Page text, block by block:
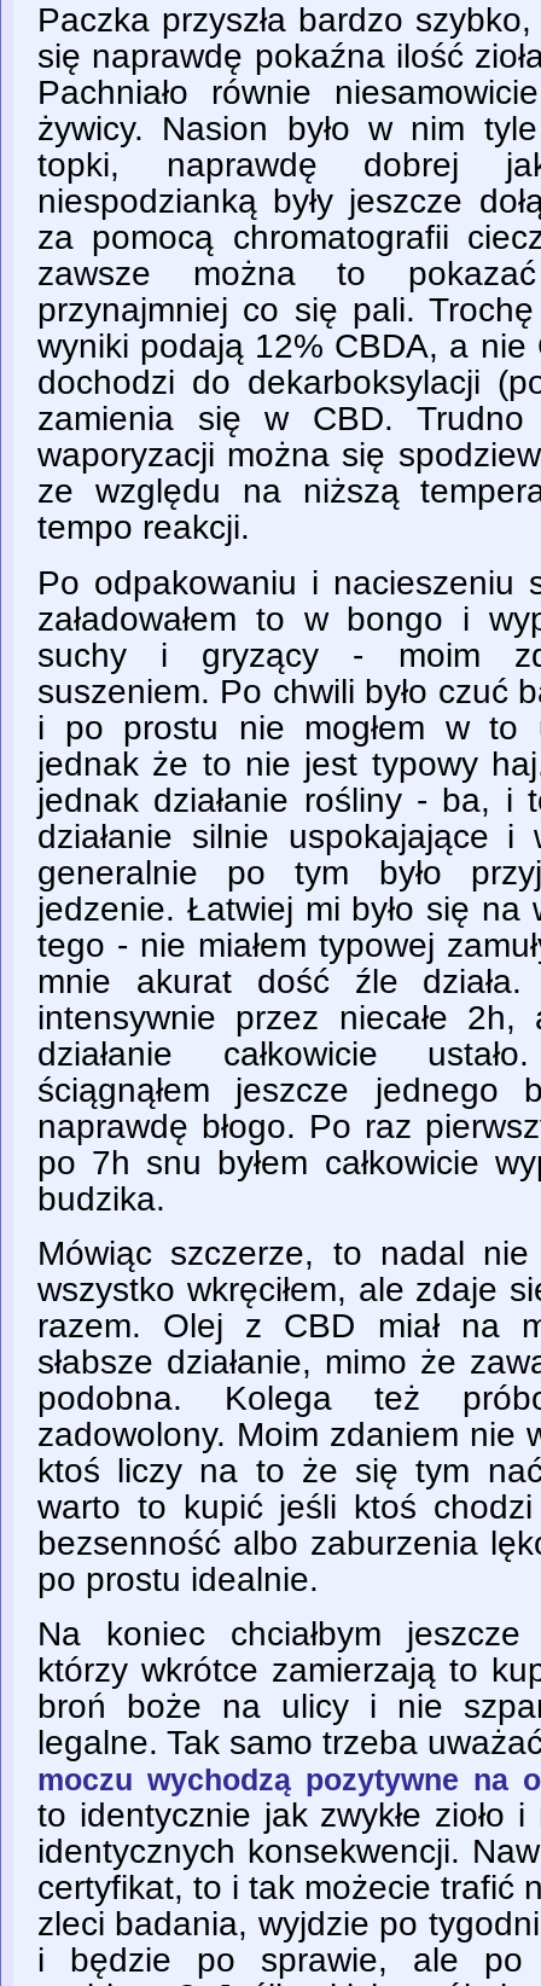
Paczka przyszła bardzo
się naprawdę pokaźna ilość
Pachniało równie
żywicy. Nasion było w nim
topki, naprawdę dobrej
niespodzianką były jeszcze
za pomocą chromatografii
zawsze można to
przynajmniej co się pali.
wyniki podają 12% CBDA, a
dochodzi do dekarboksylacji
zamienia się w CBD.
waporyzacji można się
ze względu na niższą
tempo reakcji.
Po odpakowaniu i nacieszeniu
załadowałem to w bongo i
suchy i gryzący - moim
suszeniem. Po chwili było czuć
i po prostu nie mogłem w to
jednak że to nie jest typowy
jednak działanie rośliny - ba, i
działanie silnie uspokajające i
generalnie po tym było
jedzenie. Łatwiej mi było się na
tego - nie miałem typowej
mnie akurat dość źle działa.
intensywnie przez niecałe
działanie całkowicie
ściągnąłem jeszcze
naprawdę błogo. Po raz
po 7h snu byłem całkowicie
budzika.
Mówiąc szczerze, to nadal
wszystko wkręciłem, ale zdaje
razem. Olej z CBD miał na
słabsze działanie, mimo że
podobna. Kolega też
zadowolony. Moim zdaniem nie
ktoś liczy na to że się tym
warto to kupić jeśli ktoś
bezsenność albo zaburzenia
po prostu idealnie.
Na koniec chciałbym
którzy wkrótce zamierzają to
broń boże na ulicy i nie
legalne. Tak samo trzeba
moczu wychodzą pozytywne na
to identycznie jak zwykłe zioło
identycznych konsekwencji.
certyfikat, to i tak możecie trafić
zleci badania, wyjdzie po
i będzie po sprawie, ale po